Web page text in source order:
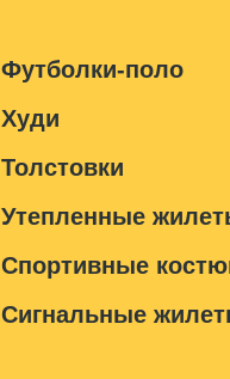
Футболки-поло
Худи
Толстовки
Утепленные
Спортивные
Сигнальные